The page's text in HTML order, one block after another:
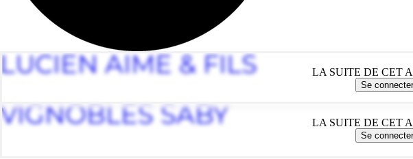
LA SUITE DE CET
Se connecter
LUCIEN AIME & FILS
LA SUITE DE CET
Se connecter
VIGNOBLES SABY